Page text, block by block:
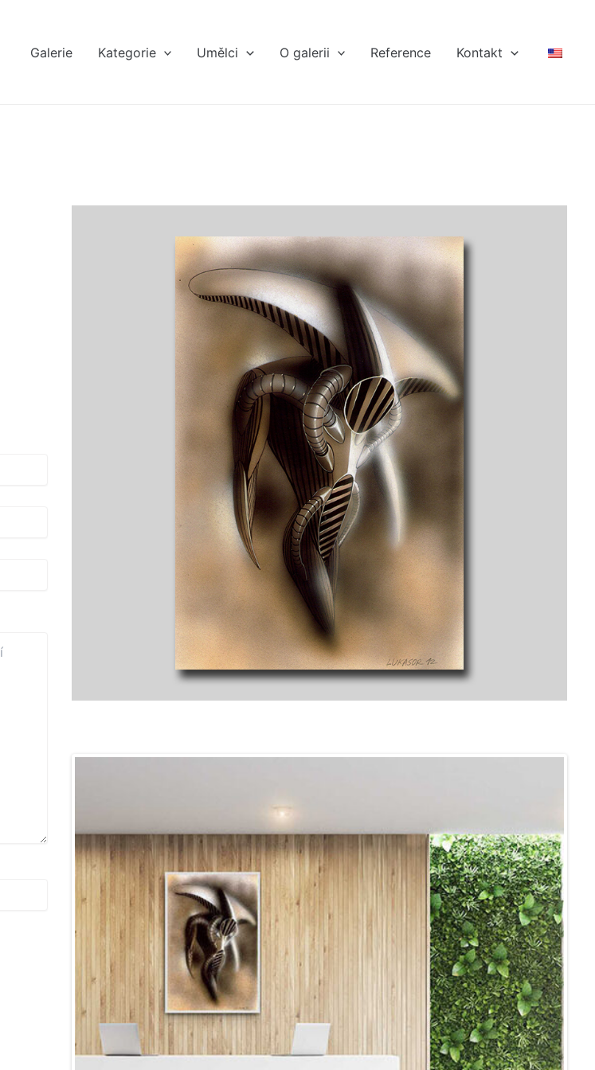
Galerie Kategorie Umělci O galerii Reference Kontakt